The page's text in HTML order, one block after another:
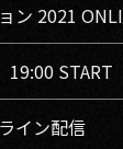
ン 2021
START
イン配信